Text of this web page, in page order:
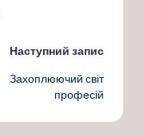
Наступний запис
Захоплюючий світ
професій